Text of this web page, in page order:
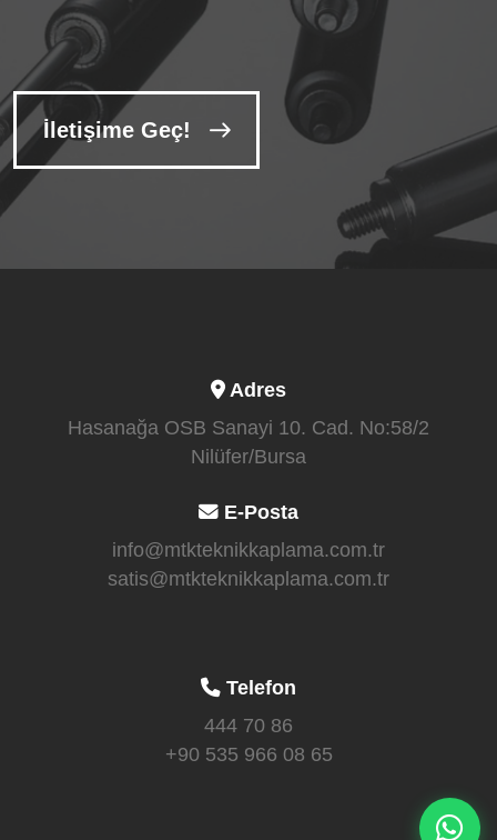
İletişime Geç!
Adres
Hasanağa OSB Sanayi 10. Cad. No:58/2
Nilüfer/Bursa
E-Posta
info@mtkteknikkaplama.com.tr
satis@mtkteknikkaplama.com.tr
Telefon
444 70 86
+90 535 966 08 65